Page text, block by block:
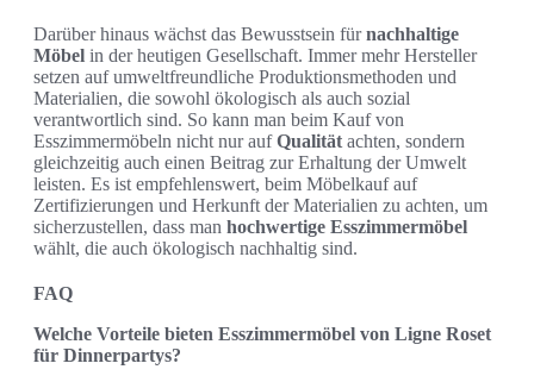
Darüber hinaus wächst das Bewusstsein fürnachhaltige
Möbel in der heutigen Gesellschaft. Immer mehr Hersteller
setzen auf umweltfreundliche Produktionsmethoden und
Materialien, die sowohl ökologisch als auch sozial
verantwortlich sind. So kann man beim Kauf von
Esszimmermöbeln nicht nur aufQualität achten, sondern
gleichzeitig auch einen Beitrag zur Erhaltung der Umwelt
leisten. Es ist empfehlenswert, beim Möbelkauf auf
Zertifizierungen und Herkunft der Materialien zu achten, um
sicherzustellen, dass man hochwertige Esszimmermöbel
wählt, die auch ökologisch nachhaltig sind.
FAQ
Welche Vorteile bieten Esszimmermöbel von Ligne Roset
für Dinnerpartys?